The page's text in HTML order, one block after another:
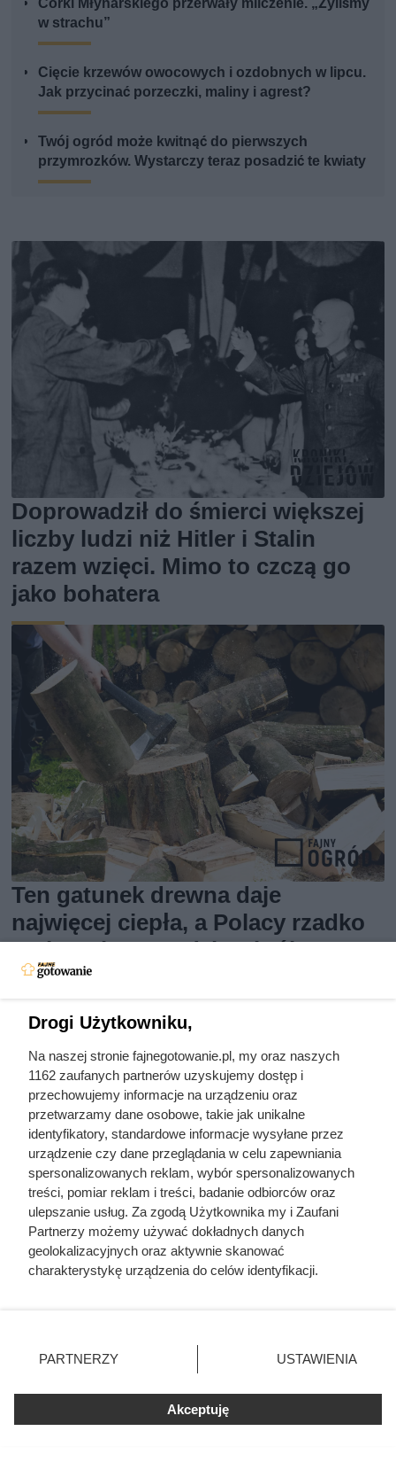
w strachu”
Cięcie krzewów owocowych i ozdobnych w lipcu.
Jak przycinać porzeczki, maliny i agrest?
Twój ogród może kwitnąć do pierwszych
przymrozków. Wystarczy teraz posadzić te kwiaty
Doprowadził do śmierci większej
liczby ludzi niż Hitler i Stalin
razem wzięci. Mimo to czczą go
jako bohatera
Ten gatunek drewna daje
najwięcej ciepła, a Polacy rzadko
go kupują. Prawdziwy król
kaloryczności
Dziennikarze ujawnili
Drogi Użytkowniku,
Na naszej stronie fajnegotowanie.pl, my oraz naszych
1162 zaufanych partnerów uzyskujemy dostęp i
przechowujemy informacje na urządzeniu oraz
przetwarzamy dane osobowe, takie jak unikalne
identyfikatory, standardowe informacje wysyłane przez
urządzenie czy dane przeglądania w celu zapewniania
spersonalizowanych reklam, wybór spersonalizowanych
treści, pomiar reklam i treści, badanie odbiorców oraz
ulepszanie usług. Za zgodą Użytkownika my i Zaufani
Partnerzy możemy używać dokładnych danych
geolokalizacyjnych oraz aktywnie skanować
charakterystykę urządzenia do celów identyfikacji.
zmienić/wycofać klikając przycisk ustawień prywatności
znajdujący się w lewym dolnym rogu strony
rodzaje przetwarzania danych nie wymagają zgody
użytkownika, ale masz prawo sprzeciwić się takiemu
przetwarzaniu. Preferencje będą miały zastosowania tylko
PARTNERZY USTAWIENIA
Akceptuję